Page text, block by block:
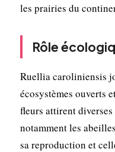
les prairies du
Rôle
Ruellia caroliniensis
écosystèmes ouverts
fleurs attirent
notamment les
sa reproduction et